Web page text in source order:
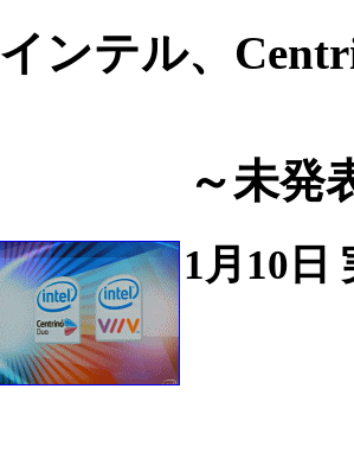
インテル、
～未発
1月10日